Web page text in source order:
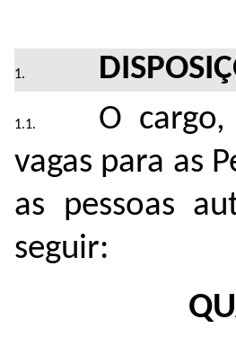
O
vagas para as
as pessoas
seguir: